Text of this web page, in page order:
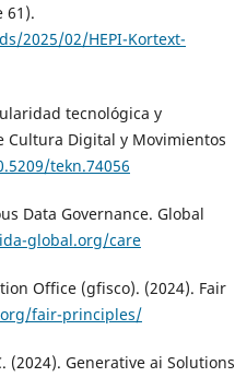
61).
2025/02/HEPI-Kortext-
tecnológica y
Cultura Digital y Movimientos
tekn.74056
Data Governance. Global
global.org/care
Office (gfisco). (2024). Fair
fair-principles/
(2024). Generative ai Solutions